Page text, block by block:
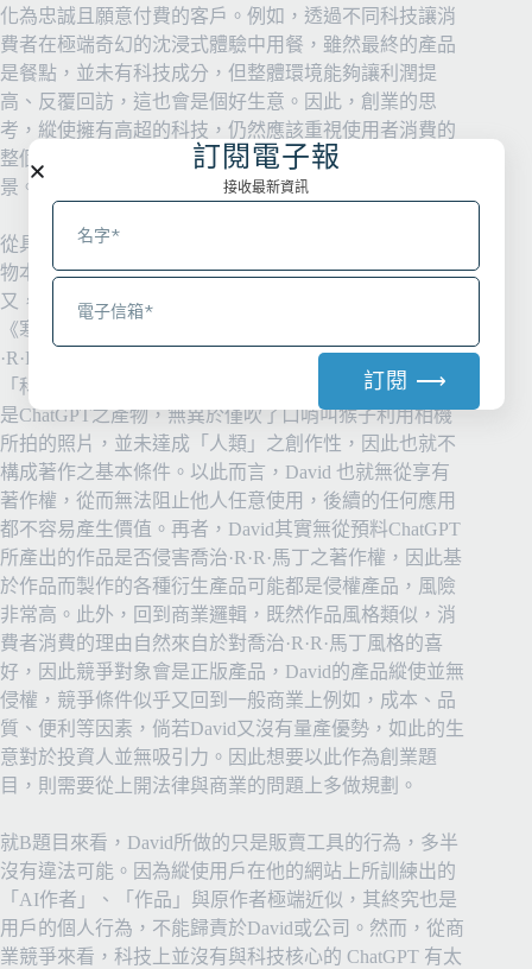
化為忠誠且願意付費的客戶。例如，透過不同科技讓消
費者在極端奇幻的沈浸式體驗中用餐，雖然最終的產品
是餐點，並未有科技成分，但整體環境能夠讓利潤提
高、反覆回訪，這也會是個好生意。因此，創業的思
考，縱使擁有高超的科技，仍然應該重視使用者消費的
整個旅程，從吸引到轉化，落實成具體的營收與成長前
景。
從具體創業題目來看，A題目需要關注的重點在於，產
物本身是否具有著作權，才能生產銷售衍生產品獲利？
又，是否侵害喬治先生的著作權？ 如同首開案例中，在
《寒冬冽風的龍島》中，倘 David 僅僅是下了如「喬治
·R·R·馬丁文體」、「寒冬冽風」、「龍居住的島嶼」、
「科幻文」等等關鍵指示，則就該科幻小說內容，會僅
是ChatGPT之產物，無異於僅吹了口哨叫猴子利用相機
所拍的照片，並未達成「人類」之創作性，因此也就不
構成著作之基本條件。以此而言，David 也就無從享有
著作權，從而無法阻止他人任意使用，後續的任何應用
都不容易產生價值。再者，David其實無從預料ChatGPT
所產出的作品是否侵害喬治·R·R·馬丁之著作權，因此基
於作品而製作的各種衍生產品可能都是侵權產品，風險
非常高。此外，回到商業邏輯，既然作品風格類似，消
費者消費的理由自然來自於對喬治·R·R·馬丁風格的喜
好，因此競爭對象會是正版產品，David的產品縱使並無
侵權，競爭條件似乎又回到一般商業上例如，成本、品
質、便利等因素，倘若David又沒有量產優勢，如此的生
意對於投資人並無吸引力。因此想要以此作為創業題
目，則需要從上開法律與商業的問題上多做規劃。
就B題目來看，David所做的只是販賣工具的行為，多半
沒有違法可能。因為縱使用戶在他的網站上所訓練出的
「AI作者」、「作品」與原作者極端近似，其終究也是
用戶的個人行為，不能歸責於David或公司。然而，從商
業競爭來看，科技上並沒有與科技核心的 ChatGPT 有太
訂閱電子報
接收最新資訊
訂閱 ⟶
A
l
t
e
r
n
a
t
i
v
e
: